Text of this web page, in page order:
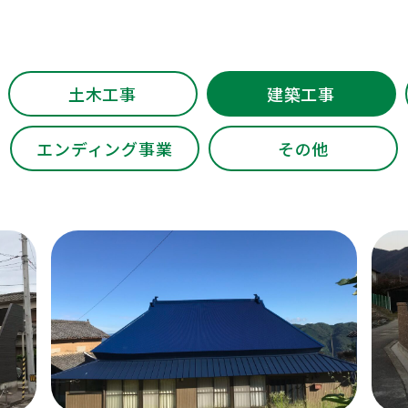
土木工事 建築工事
エンディング事業 その他